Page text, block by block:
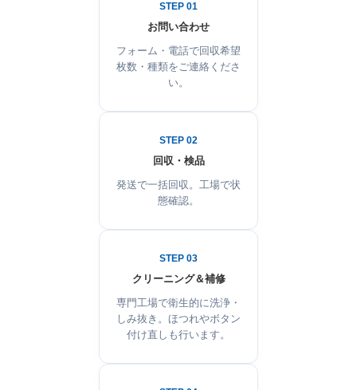
STEP 01
お問い合わせ
フォーム・電話で回収希望
枚数・種類をご連絡くださ
い。
STEP 02
回収・検品
発送で一括回収。工場で状
態確認。
STEP 03
クリーニング＆補修
専門工場で衛生的に洗浄・
しみ抜き。ほつれやボタン
付け直しも行います。